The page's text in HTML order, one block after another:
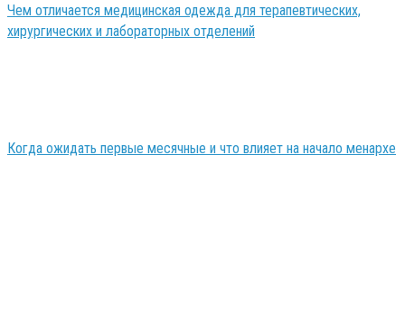
Чем отличается медицинская одежда для терапевтических,
хирургических и лабораторных отделений
Когда ожидать первые месячные и что влияет на начало менархе